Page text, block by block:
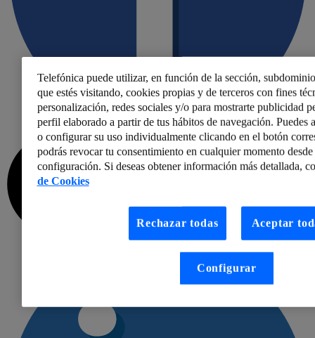
Telefónica puede utilizar, en función de la sección,
que estés visitando, cookies propias y de terceros con fines
personalización, redes sociales y/o para mostrarte publicidad
perfil elaborado a partir de tus hábitos de navegación. Puedes
o configurar su uso individualmente clicando en el botón
podrás revocar tu consentimiento en cualquier momento
configuración. Si deseas obtener información más detallada,
de Cookies
Rechazar todas Aceptar
Configurar